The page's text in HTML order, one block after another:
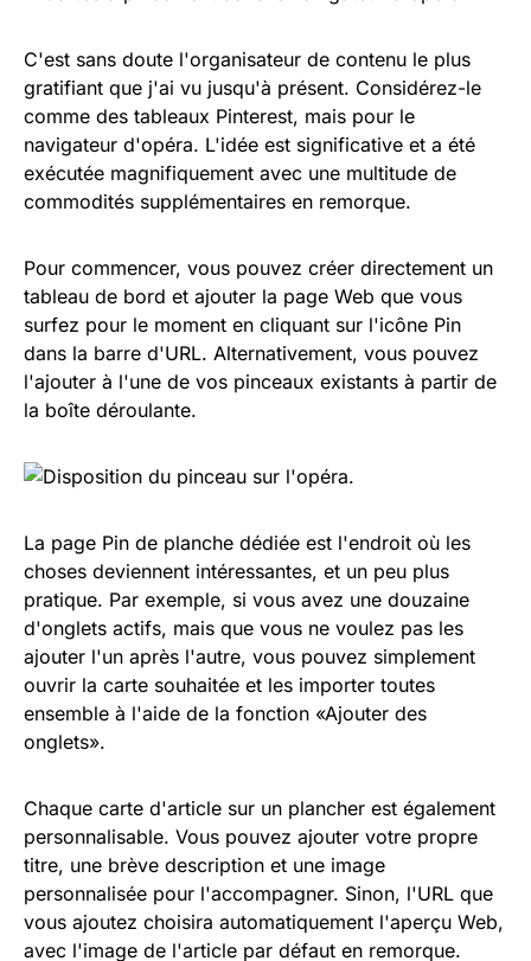
C'est sans doute l'organisateur de contenu le plus
gratifiant que j'ai vu jusqu'à présent. Considérez-le
comme des tableaux Pinterest, mais pour le
navigateur d'opéra. L'idée est significative et a été
exécutée magnifiquement avec une multitude de
commodités supplémentaires en remorque.
Pour commencer, vous pouvez créer directement un
tableau de bord et ajouter la page Web que vous
surfez pour le moment en cliquant sur l'icône Pin
dans la barre d'URL. Alternativement, vous pouvez
l'ajouter à l'une de vos pinceaux existants à partir de
la boîte déroulante.
La page Pin de planche dédiée est l'endroit où les
choses deviennent intéressantes, et un peu plus
pratique. Par exemple, si vous avez une douzaine
d'onglets actifs, mais que vous ne voulez pas les
ajouter l'un après l'autre, vous pouvez simplement
ouvrir la carte souhaitée et les importer toutes
ensemble à l'aide de la fonction «Ajouter des
onglets».
Chaque carte d'article sur un plancher est également
personnalisable. Vous pouvez ajouter votre propre
titre, une brève description et une image
personnalisée pour l'accompagner. Sinon, l'URL que
vous ajoutez choisira automatiquement l'aperçu Web,
avec l'image de l'article par défaut en remorque.